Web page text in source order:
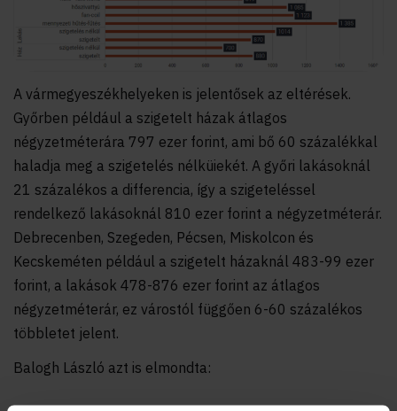
A vármegyeszékhelyeken is jelentősek az eltérések.
Győrben például a szigetelt házak átlagos
négyzetméterára 797 ezer forint, ami bő 60 százalékkal
haladja meg a szigetelés nélküiekét. A győri lakásoknál
21 százalékos a differencia, így a szigeteléssel
rendelkező lakásoknál 810 ezer forint a négyzetméterár.
Debrecenben, Szegeden, Pécsen, Miskolcon és
Kecskeméten például a szigetelt házaknál 483-99 ezer
forint, a lakások 478-876 ezer forint az átlagos
négyzetméterár, ez várostól függően 6-60 százalékos
többletet jelent.
Balogh László azt is elmondta: